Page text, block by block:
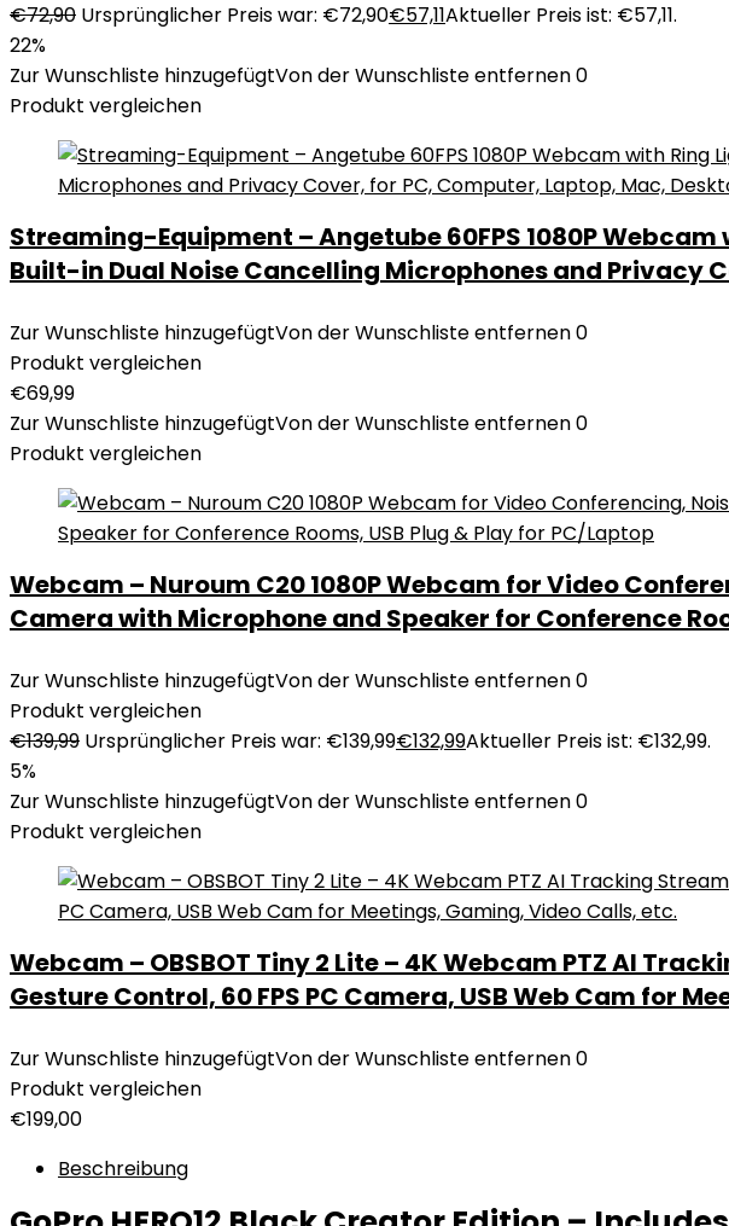
€72,90 Ursprünglicher Preis war: €72,90€57,11Aktueller Preis ist: €57,11.
22%
Zur Wunschliste hinzugefügtVon der Wunschliste entfernen0
Produkt vergleichen
Streaming-Equipment – Angetube 60FPS 1080P
Built-in Dual Noise Cancelling Microphones and Privacy
Zur Wunschliste hinzugefügtVon der Wunschliste entfernen0
Produkt vergleichen
€69,99
Zur Wunschliste hinzugefügtVon der Wunschliste entfernen0
Produkt vergleichen
Webcam – Nuroum C20 1080P Webcam for Video
Camera with Microphone and Speaker for Conference
Zur Wunschliste hinzugefügtVon der Wunschliste entfernen0
Produkt vergleichen
€139,99 Ursprünglicher Preis war: €139,99€132,99Aktueller Preis ist: €132,99.
5%
Zur Wunschliste hinzugefügtVon der Wunschliste entfernen0
Produkt vergleichen
Webcam – OBSBOT Tiny 2 Lite – 4K Webcam PTZ AI
Gesture Control, 60 FPS PC Camera, USB Web Cam for
Zur Wunschliste hinzugefügtVon der Wunschliste entfernen0
Produkt vergleichen
€199,00
Beschreibung